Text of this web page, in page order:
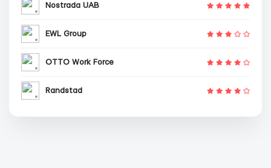
Nostrada UAB
EWL Group
OTTO Work Force
Randstad